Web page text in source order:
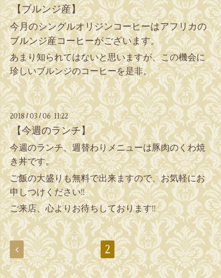
【ブルンジ産】
今月のシングルオリジンコーヒーはアフリカの
ブルンジ産コーヒーがございます。
あまり知られてはないと思いますが、この機会に
珍しいブルンジのコーヒーを是非。
2018/03 / 06 11:22
【今週のランチ】
今週のランチ、週替わりメニューは豚肉のくわ焼
き丼です。
ご飯の大盛りも無料で出来ますので、お気軽にお
申しつけください!!
ご来店、心よりお待ちしております!!
2